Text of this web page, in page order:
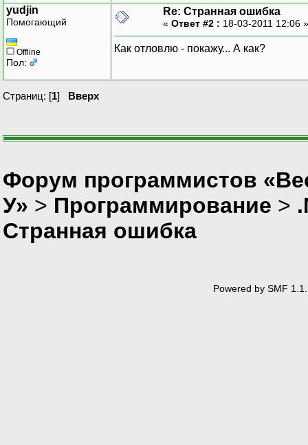
yudjin
Помогающий
Offline
Пол:
Re: Странная ошибка
« Ответ #2 : 18-03-2011 12:06
Как отловлю - покажу... А как?
Страниц: [1] Вверх
Форум программистов
У» > Программирование >
Странная ошибка
Powered by SMF